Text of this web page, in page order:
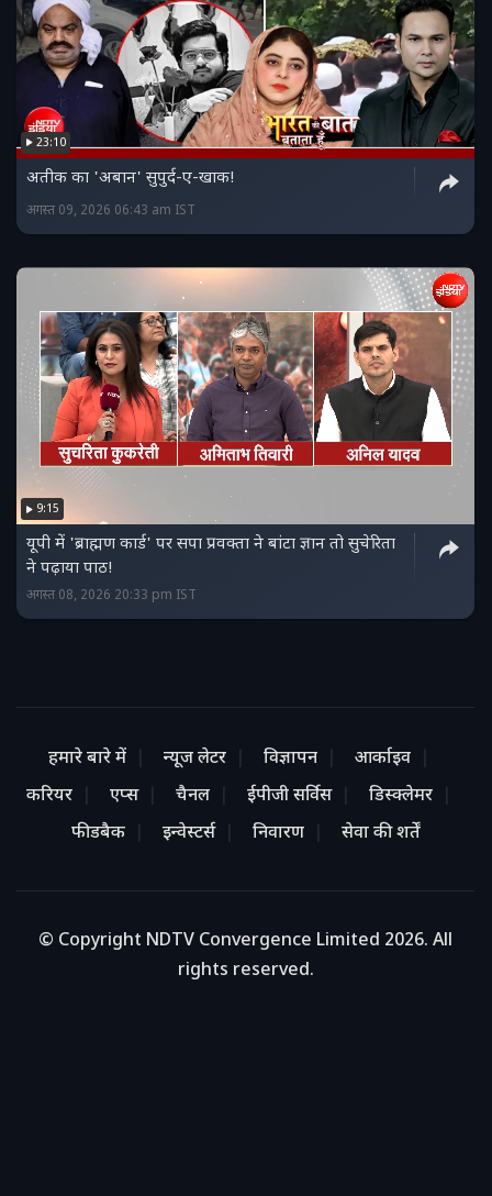
23:10
अतीक का 'अबान' सुपुर्द-ए-खाक!
अगस्त 09, 2026 06:43 am IST
9:15
यूपी में 'ब्राह्मण कार्ड' पर सपा प्रवक्ता ने बांटा ज्ञान तो सुचेरिता
ने पढ़ाया पाठ!
अगस्त 08, 2026 20:33 pm IST
हमारे बारे में न्यूज लेटर विज्ञापन
आर्काइव
करियर
एप्स चैनल ईपीजी सर्विस
डिस्क्लेमर
फीडबैक
इन्वेस्टर्स निवारण सेवा की शर्तें
© Copyright NDTV Convergence Limited 2026. All
rights reserved.